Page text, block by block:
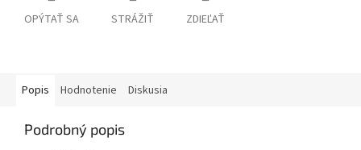
OPÝTAŤ SA STRÁŽIŤ ZDIEĽAŤ
Popis Hodnotenie Diskusia
Podrobný popis